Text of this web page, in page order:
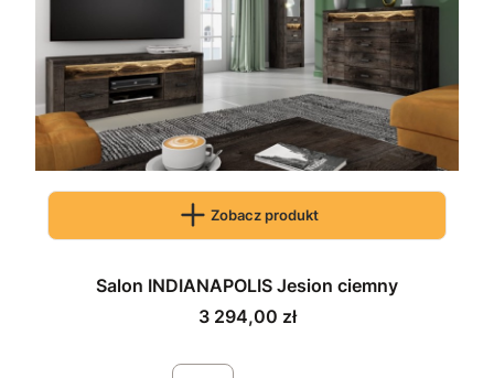
Zobacz produkt
Salon INDIANAPOLIS Jesion ciemny
Cena
3 294,00 zł